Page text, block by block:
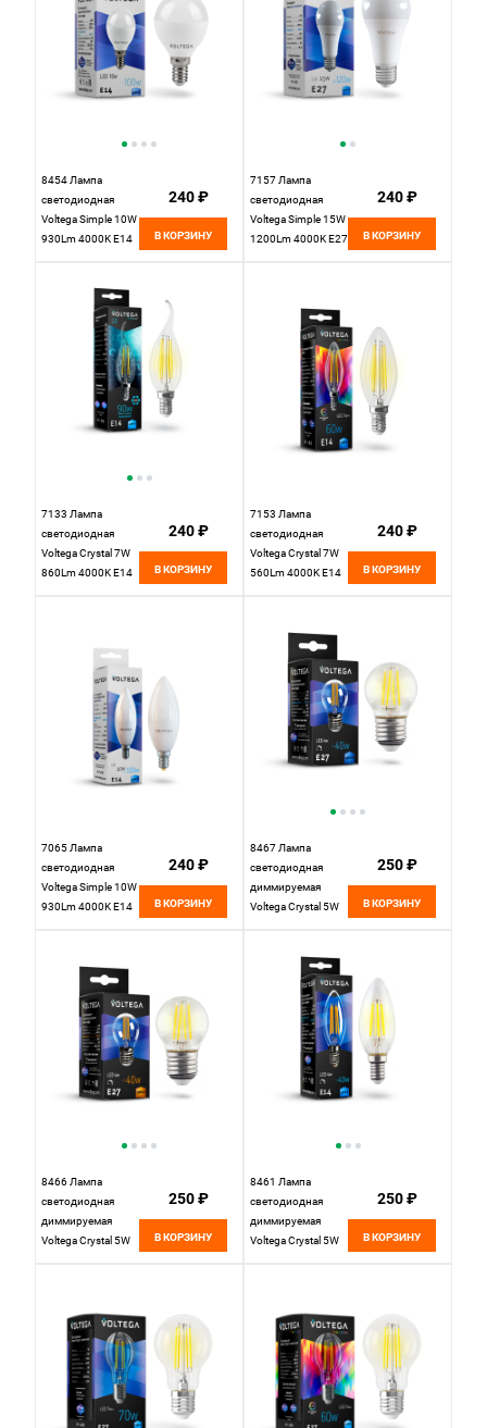
8454 Лампа
светодиодная
Voltega Simple 10W
930Lm 4000K E14
240 ₽
В КОРЗИНУ
7157 Лампа
светодиодная
Voltega Simple 15W
1200Lm 4000K E27
240 ₽
В КОРЗИНУ
7133 Лампа
светодиодная
Voltega Crystal 7W
860Lm 4000K E14
240 ₽
В КОРЗИНУ
7153 Лампа
светодиодная
Voltega Crystal 7W
560Lm 4000K E14
240 ₽
В КОРЗИНУ
7065 Лампа
светодиодная
Voltega Simple 10W
930Lm 4000K E14
240 ₽
В КОРЗИНУ
8467 Лампа
светодиодная
диммируемая
Voltega Crystal 5W
250 ₽
В КОРЗИНУ
8466 Лампа
светодиодная
диммируемая
Voltega Crystal 5W
250 ₽
В КОРЗИНУ
8461 Лампа
светодиодная
диммируемая
Voltega Crystal 5W
250 ₽
В КОРЗИНУ